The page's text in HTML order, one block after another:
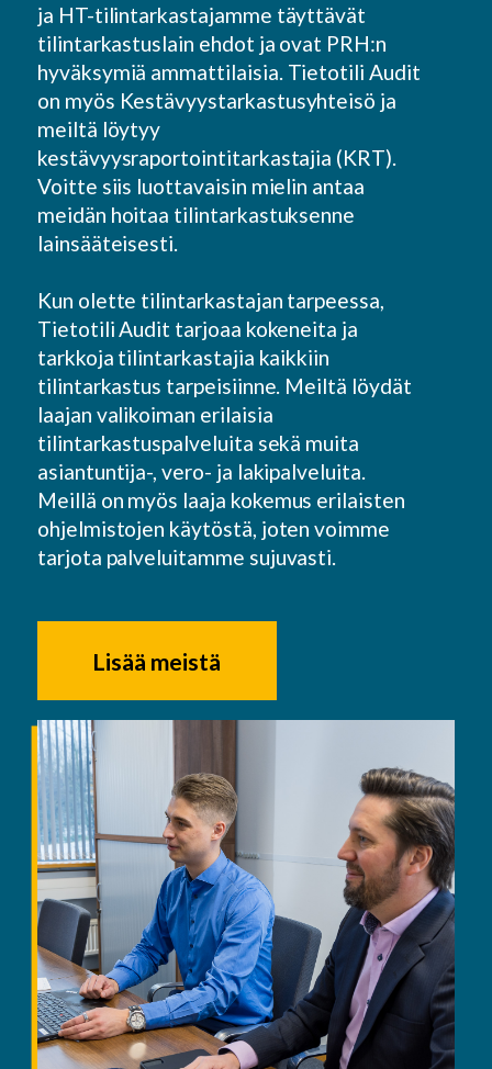
ja HT-tilintarkastajamme täyttävät
tilintarkastuslain ehdot ja ovat PRH:n
hyväksymiä ammattilaisia. Tietotili Audit
on myös Kestävyystarkastusyhteisö ja
meiltä löytyy
kestävyysraportointitarkastajia (KRT).
Voitte siis luottavaisin mielin antaa
meidän hoitaa tilintarkastuksenne
lainsääteisesti.
Kun olette tilintarkastajan tarpeessa,
Tietotili Audit tarjoaa kokeneita ja
tarkkoja tilintarkastajia kaikkiin
tilintarkastus tarpeisiinne. Meiltä löydät
laajan valikoiman erilaisia
tilintarkastuspalveluita sekä muita
asiantuntija-, vero- ja lakipalveluita.
Meillä on myös laaja kokemus erilaisten
ohjelmistojen käytöstä, joten voimme
tarjota palveluitamme sujuvasti.
Lisää meistä